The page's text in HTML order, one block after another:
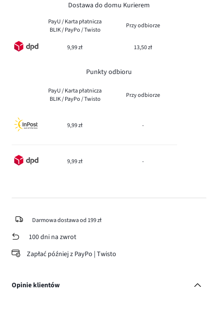
Dostawa do domu Kurierem
PayU / Karta płatnicza
BLIK / PayPo / Twisto
Przy odbiorze
9,99 zł 13,50 zł
Punkty odbioru
PayU / Karta płatnicza
BLIK / PayPo / Twisto
Przy odbiorze
9,99 zł -
9,99 zł -
Darmowa dostawa od 199 zł
100 dni na zwrot
Zapłać później z PayPo | Twisto
Opinie klientów